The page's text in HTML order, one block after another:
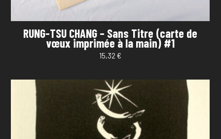
RUNG-TSU CHANG – Sans Titre (carte de
vœux imprimée à la main) #1
15,32 €